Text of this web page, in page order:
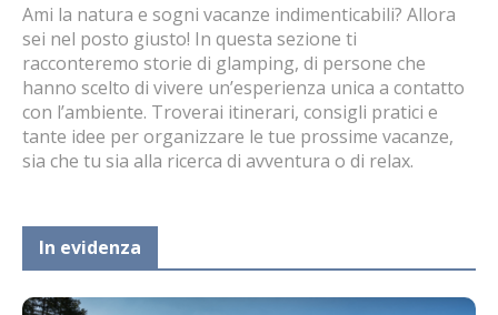
Ami la natura e sogni vacanze indimenticabili? Allora
sei nel posto giusto! In questa sezione ti
racconteremo storie di glamping, di persone che
hanno scelto di vivere un’esperienza unica a contatto
con l’ambiente. Troverai itinerari, consigli pratici e
tante idee per organizzare le tue prossime vacanze,
sia che tu sia alla ricerca di avventura o di relax.
In evidenza